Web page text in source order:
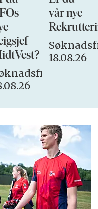
vår nye
18.08.26